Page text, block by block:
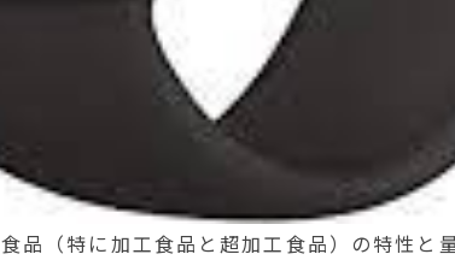
品（特に加工食品と超加工食品）の特性と